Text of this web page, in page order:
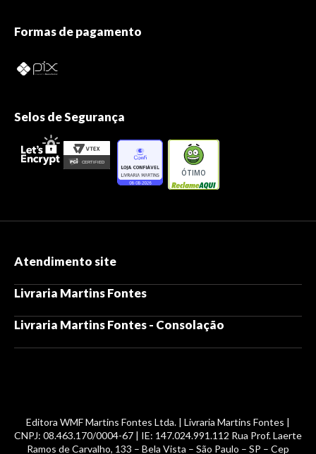
Formas de pagamento
Selos de Segurança
ÓTIMO
Atendimento site
Livraria Martins Fontes
Livraria Martins Fontes - Consolação
Editora WMF Martins Fontes Ltda. | Livraria Martins Fontes |
CNPJ: 08.463.170/0004-67 | IE: 147.024.991.112 Rua Prof. Laerte
Ramos de Carvalho, 133 – Bela Vista – São Paulo – SP – Cep